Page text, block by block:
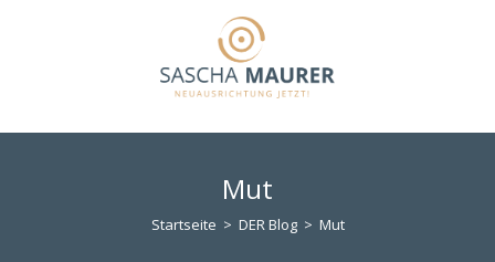
Mut
Startseite > DER Blog > Mut